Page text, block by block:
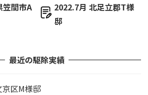
笠間市A
2022.7月 北足立郡T様
邸
最近の駆除実績
区M様邸